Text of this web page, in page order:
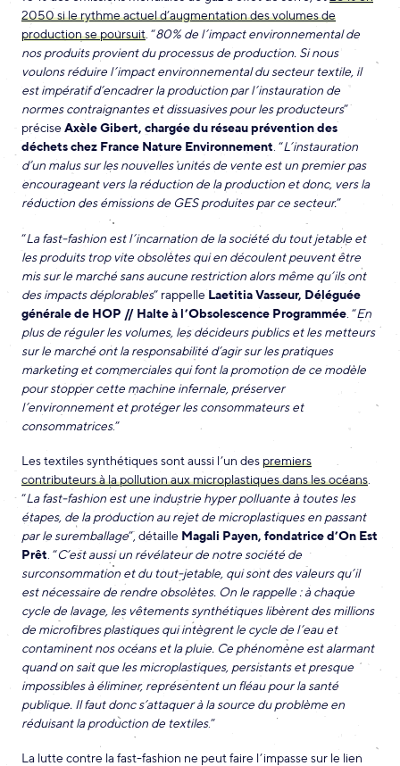
2050 si le rythme actuel d’augmentation des volumes de
production se poursuit. “80% de l’impact environnemental de
nos produits provient du processus de production. Si nous
voulons réduire l’impact environnemental du secteur textile, il
est impératif d’encadrer la production par l’instauration de
normes contraignantes et dissuasives pour les producteurs”
précise Axèle Gibert, chargée du réseau prévention des
déchets chez France Nature Environnement. “L’instauration
d’un malus sur les nouvelles unités de vente est un premier pas
encourageant vers la réduction de la production et donc, vers la
réduction des émissions de GES produites par ce secteur.”
“La fast-fashion est l’incarnation de la société du tout jetable et
les produits trop vite obsolètes qui en découlent peuvent être
mis sur le marché sans aucune restriction alors même qu’ils ont
des impacts déplorables” rappelle Laetitia Vasseur, Déléguée
générale de HOP // Halte à l’Obsolescence Programmée . “En
plus de réguler les volumes, les décideurs publics et les metteurs
sur le marché ont la responsabilité d’agir sur les pratiques
marketing et commerciales qui font la promotion de ce modèle
pour stopper cette machine infernale, préserver
l’environnement et protéger les consommateurs et
consommatrices.”
Les textiles synthétiques sont aussi l’un despremiers
contributeurs à la pollution aux microplastiques dans les océans
“La fast-fashion est une industrie hyper polluante à toutes les
étapes, de la production au rejet de microplastiques en passant
par le suremballage”, détaille Magali Payen, fondatrice d’On Est
Prêt . “C’est aussi un révélateur de notre société de
surconsommation et du tout-jetable, qui sont des valeurs qu’il
est nécessaire de rendre obsolètes. On le rappelle : à chaque
cycle de lavage, les vêtements synthétiques libèrent des millions
de microfibres plastiques qui intègrent le cycle de l’eau et
contaminent nos océans et la pluie. Ce phénomène est alarmant
quand on sait que les microplastiques, persistants et presque
impossibles à éliminer, représentent un fléau pour la santé
publique. Il faut donc s’attaquer à la source du problème en
réduisant la production de textiles.”
La lutte contre la fast-fashion ne peut faire l’impasse sur le lien